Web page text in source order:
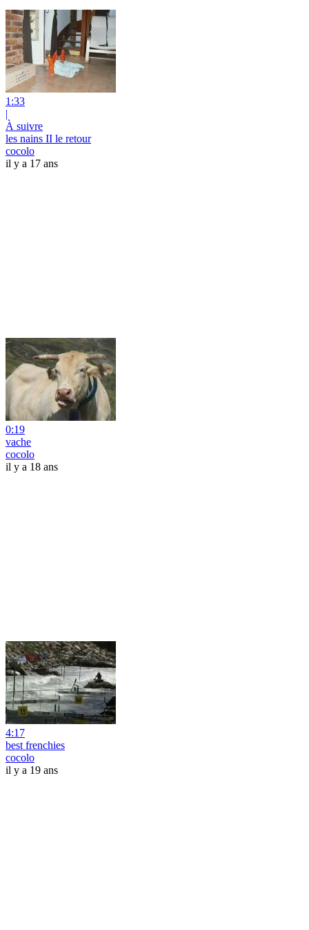
1:33
|
À suivre
les nains II le retour
cocolo
il y a 17 ans
0:19
vache
cocolo
il y a 18 ans
4:17
best frenchies
cocolo
il y a 19 ans